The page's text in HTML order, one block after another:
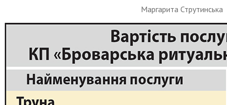
Маргарита Струтинська